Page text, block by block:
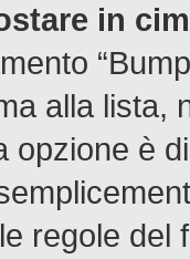
in
alla lista,
opzione è
regole del